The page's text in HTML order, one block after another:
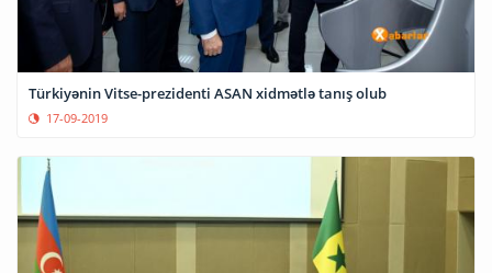
Türkiyənin Vitse-prezidenti ASAN xidmətlə tanış olub
17-09-2019